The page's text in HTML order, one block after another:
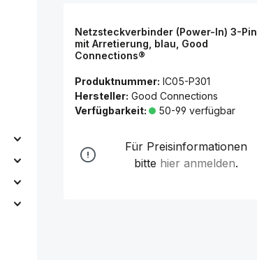
Netzsteckverbinder (Power-In) 3-Pin
mit Arretierung, blau, Good
Connections®
Produktnummer: IC05-P301
Hersteller: Good Connections
Verfügbarkeit:
50-99 verfügbar
Für Preisinformationen
bitte hier anmelden.